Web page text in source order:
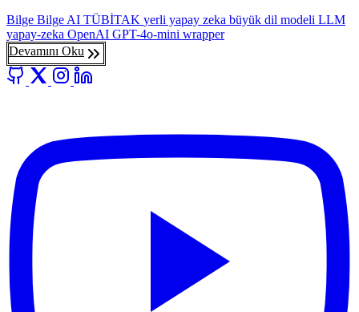
Bilge Bilge AI TÜBİTAK yerli yapay zeka büyük dil modeli LLM
yapay-zeka OpenAI GPT-4o-mini wrapper
Devamını Oku
GitHub
X InstagramLinkedIn